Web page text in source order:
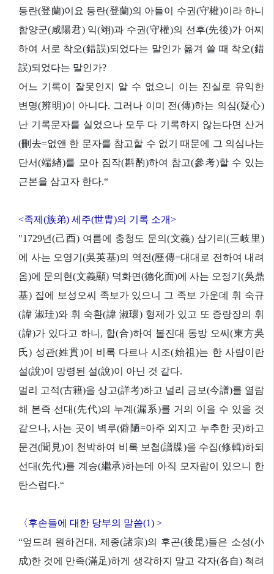
등란(登蘭)이요 등란(登蘭)의 아들이 수권(守權)이라 하니
함양군(咸陽君) 익(翊)과 수권(守權)의 선후(先後)가 어찌
하여 서로 착오(錯誤)되었다는 말인가 옮겨 쓸 때 착오(錯
誤)되었다는 말인가?
어느 기록이 잘못인지 알 수 없으니 이는 진실로 유익한
변명(辨明)이 아니다. 그러나 이미 전(傳)하는 의심(疑心)
난 기록문자를 실었으나 모두 다 기록하지 않는다면 산거
(刪去=없앤 한 문자를 참고할 수 없기 때문에 그 의심나는
단서(端緖)를 모아 짐작(斟酌)하여 참고(參考)할 수 있는
근본을 삼고자 한다.“
<족제(族弟) 세주(世胄)의 기록 소개>
"1729년(己酉) 여름에 충청도 문의(文義) 삼기리(三岐里)
에 사는 오영기(吳英基)의 역전(歷傳=대대로 전하여 내려
옴)에 문의현(文義顯) 덕화면(德化面)에 사는 오정기(吳鼎
基) 집에 보성오씨 족보가 있으니 그 족보 가운데 휘 숙규
(諱 淑珪)와 휘 숙환(諱 淑環) 형제가 있고 또 증랑장의 휘
(諱)가 있다고 하니, 합(合)하여 볼진대 동방 오씨(東方吳
氏) 성관(姓貫)이 비록 다르나 시조(始祖)는 한 사람이란
설(說)이 망령된 설(說)이 아닌 것 같다.
멀리 고적(古籍)을 상고(詳考)하고 널리 금보(今譜)를 열람
해 본즉 선대(先代)의 누계(漏系)를 거의 이을 수 있을 것
같으나, 사는 곳이 벽루(僻陋=아주 외지고 누추한 곳)하고
문견(聞見)이 천박하여 비록 보첩(譜牒)을 수집(修輯)하되
선대(先代)를 계승(繼承)하는데 아직 모자람이 있으니 한
탄스럽다.“
〈후손들에 대한 당부의 말씀(1) >
“엎드려 원하건대, 제종(諸宗)의 후곤(後昆)들은 소성(小
成)한 것에 만족(滿足)하게 생각하지 말고 각자(各自) 척려